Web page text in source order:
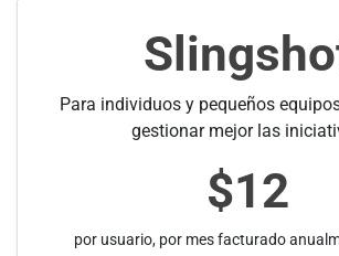
Para individuos y pequeños
gestionar mejor las
$12
por usuario, por mes facturado